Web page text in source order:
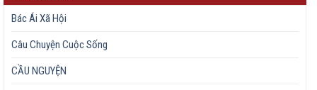
Bác Ái Xã Hội
Câu Chuyện Cuộc Sống
CẦU NGUYỆN